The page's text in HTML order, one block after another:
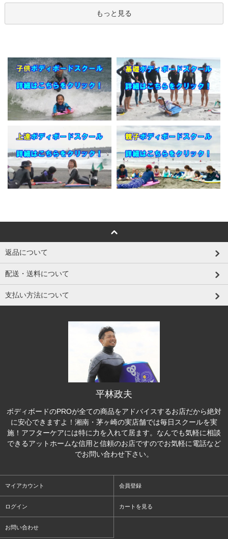
もっと見る
返品について
配送・送料について
支払い方法について
平林政夫
ボディボードのPROが全ての商品をアドバイスするお店だから絶対
に安心できますよ！湘南・茅ヶ崎の実店舗では毎日スクールを実
施！アフターケアには特に力を入れて居ます。なんでも気軽に相談
できるアットホームな信用と信頼のお店ですのでお気軽に電話など
でお問い合わせ下さい。
マイアカウント 会員登録
ログイン カートを見る
お問い合わせ